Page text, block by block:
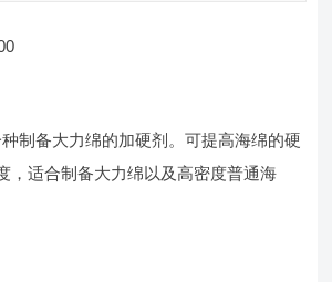
制备大力绵的加硬剂。可提高海绵的硬
，适合制备大力绵以及高密度普通海